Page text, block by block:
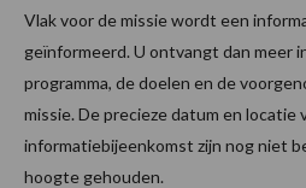
Vlak voor de missie wordt een
geïnformeerd. U ontvangt dan meer
programma, de doelen en de
missie. De precieze datum en locatie
informatiebijeenkomst zijn nog niet
hoogte gehouden.